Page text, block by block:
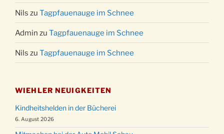
Nils zu Tagpfauenauge im Schnee
Admin zu Tagpfauenauge im Schnee
Nils zu Tagpfauenauge im Schnee
WIEHLER NEUIGKEITEN
Kindheitshelden in der Bücherei
6. August 2026